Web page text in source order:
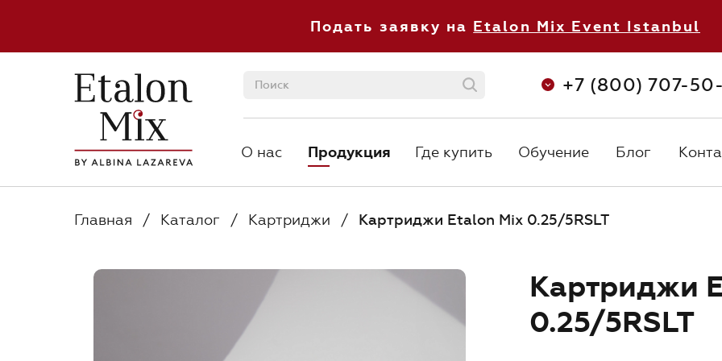
Подать заявку на Etalon Mix Event Istanbul
+7 (800) 707-
О нас
О нас Продукция
Продукция Где купить
Где купить Обучение
Обучение Блог
Блог
О нас
+7 (800) 707-50-92
orders@etalonmix.com
С 8:30 до
Главная / Каталог / Картриджи / Картриджи Etalon Mix 0.25/5RSLT
Картриджи
0.25/5RSLT